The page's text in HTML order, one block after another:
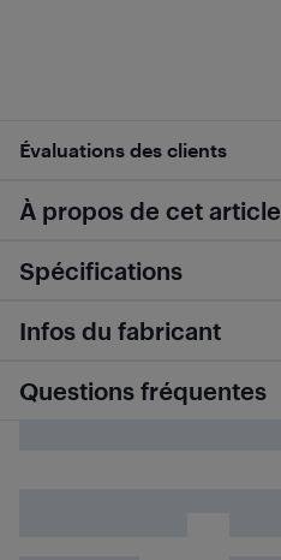
Évaluations des clients
À propos de cet article
Spécifications
Infos du fabricant
Questions fréquentes